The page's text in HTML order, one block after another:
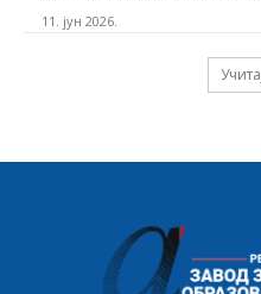
11. јун 2026.